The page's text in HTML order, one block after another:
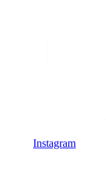
Instagram